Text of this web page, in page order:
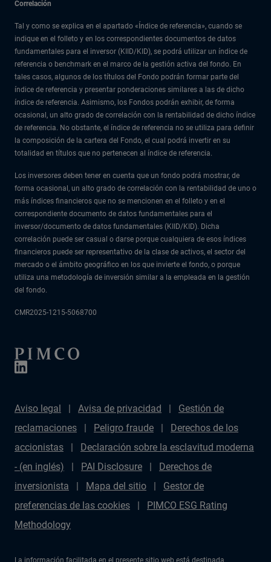
Correlación
Tal y como se explica en el apartado «Índice de referencia», cuando se
indique en el folleto y en los correspondientes documentos de datos
fundamentales para el inversor (KIID/KID), se podrá utilizar un índice de
referencia o benchmark en el marco de la gestión activa del fondo. En
tales casos, algunos de los títulos del Fondo podrán formar parte del
índice de referencia y presentar ponderaciones similares a las de dicho
índice de referencia. Asimismo, los Fondos podrán exhibir, de forma
ocasional, un alto grado de correlación con la rentabilidad de dicho índice
de referencia. No obstante, el índice de referencia no se utiliza para definir
la composición de la cartera del Fondo, el cual podrá invertir en su
totalidad en títulos que no pertenecen al índice de referencia.
Los inversores deben tener en cuenta que un fondo podrá mostrar, de
forma ocasional, un alto grado de correlación con la rentabilidad de uno o
más índices financieros que no se mencionen en el folleto y en el
correspondiente documento de datos fundamentales para el
inversor/documento de datos fundamentales (KIID/KID). Dicha
correlación puede ser casual o darse porque cualquiera de esos índices
financieros puede ser representativo de la clase de activos, el sector del
mercado o el ámbito geográfico en los que invierte el fondo, o porque
utiliza una metodología de inversión similar a la empleada en la gestión
del fondo.
CMR2025-1215-5068700
Aviso legal Avisa de privacidad
Gestión de
reclamaciones
Peligro fraude
Derechos de los
accionistas
Declaración sobre la esclavitud moderna
- (en inglés)
PAI Disclosure
Derechos de
inversionista
Mapa del sitio
Gestor de
preferencias de las cookies
PIMCO ESG Rating
Methodology
La información facilitada en el presente sitio web está destinada